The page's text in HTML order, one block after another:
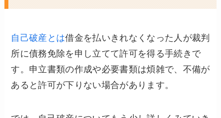
自己破産とは借金を払いきれなくなった人が裁判
所に債務免除を申し立てて許可を得る手続きで
す。申立書類の作成や必要書類は煩雑で、不備が
あると許可が下りない場合があります。